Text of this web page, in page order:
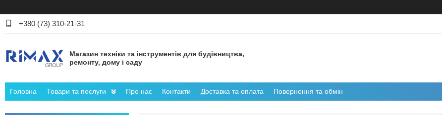
+380 (73) 310-21-31
Магазин техніки та інструментів для будівництва,
ремонту, дому і саду
Головна Товари та послуги Про нас Контакти Доставка та оплата Повернення та обмін